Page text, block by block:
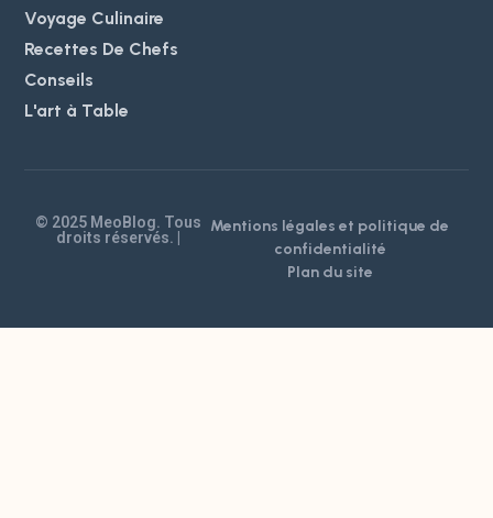
Voyage Culinaire
Recettes De Chefs
Conseils
L'art à Table
© 2025 MeoBlog. Tous
droits réservés. |
Mentions légales et politique de
confidentialité
Plan du site